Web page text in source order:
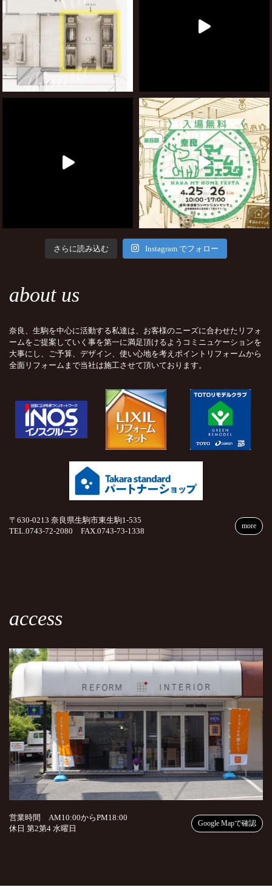
さらに読み込む Instagram でフォロー
about us
奈良、生駒を中心に活動する私達は、お客様のニーズに合わせたリフォ
ームをご提案していく事を第一に満足頂けるようコミニュケーションを
大事にし、ご予算、デザイン、使い心地を考えポイントリフォームから
全面リフォームまで当社は施工させて頂いております。
〒630-0213 奈良県生駒市東生駒1-535
TEL.0743-72-2080 FAX.0743-73-1338
more
access
営業時間 AM10:00からPM18:00
休日 第2第4 水曜日
Google Mapで確認